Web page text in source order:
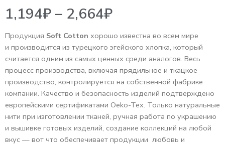
Продукция Soft Cotton хорошо известна во всем мире
и производится из турецкого эгейского хлопка, который
считается одним из самых ценных среди аналогов. Весь
процесс производства, включая прядильное и ткацкое
производство, контролируется на собственной фабрике
компании. Качество и безопасность изделий подтверждено
европейскими сертификатами Oeko-Tex. Только натуральные
нити при изготовлении тканей, ручная работа по украшению
и вышивке готовых изделий, создание коллекций на любой
вкус — вот что обеспечивает продукции любовь и